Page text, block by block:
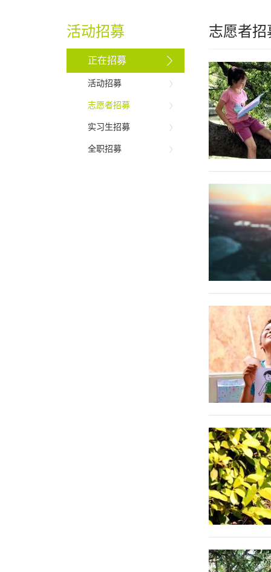
活动招募
正在招募
活动招募
志愿者招募
实习生招募
全职招募
志愿者招